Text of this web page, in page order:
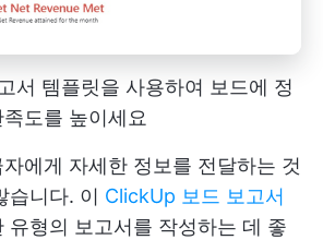
서 템플릿을 사용하여 보드에 정
도를 높이세요
에게 자세한 정보를 전달하는 것
습니다. 이 ClickUp 보드 보고서
유형의 보고서를 작성하는 데 좋